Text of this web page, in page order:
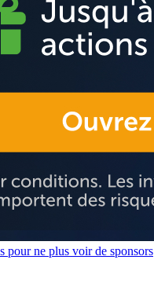
pour ne plus voir de sponsors